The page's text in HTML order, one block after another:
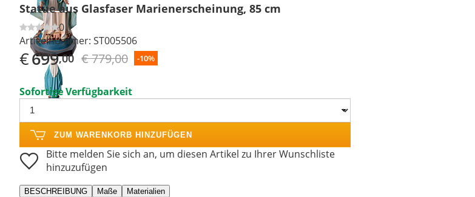
Statue aus Glasfaser Marienerscheinung, 85 cm
0
Artikelnummer: ST005506
€699,00 € 779,00 -10%
Sofortige Verfügbarkeit
ZUM WARENKORB HINZUFÜGEN
Bitte melden Sie sich an, um diesen Artikel zu Ihrer Wunschliste
hinzuzufügen
BESCHREIBUNG Maße Materialien